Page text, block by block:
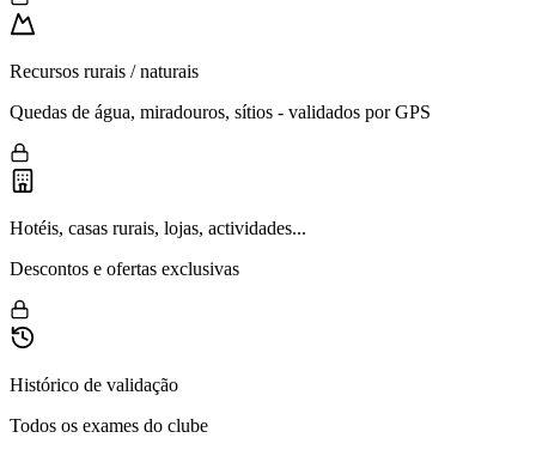
Recursos rurais / naturais
Quedas de água, miradouros, sítios - validados por GPS
Hotéis, casas rurais, lojas, actividades...
Descontos e ofertas exclusivas
Histórico de validação
Todos os exames do clube